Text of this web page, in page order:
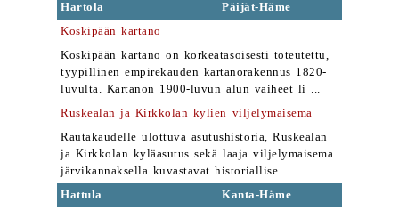
Hartola
Päijät-Häme
Koskipään kartano
Koskipään kartano on korkeatasoisesti toteutettu,
tyypillinen empirekauden kartanorakennus 1820-
luvulta. Kartanon 1900-luvun alun vaiheet li ...
Ruskealan ja Kirkkolan kylien viljelymaisema
Rautakaudelle ulottuva asutushistoria, Ruskealan
ja Kirkkolan kyläasutus sekä laaja viljelymaisema
järvikannaksella kuvastavat historiallise ...
Hattula
Kanta-Häme